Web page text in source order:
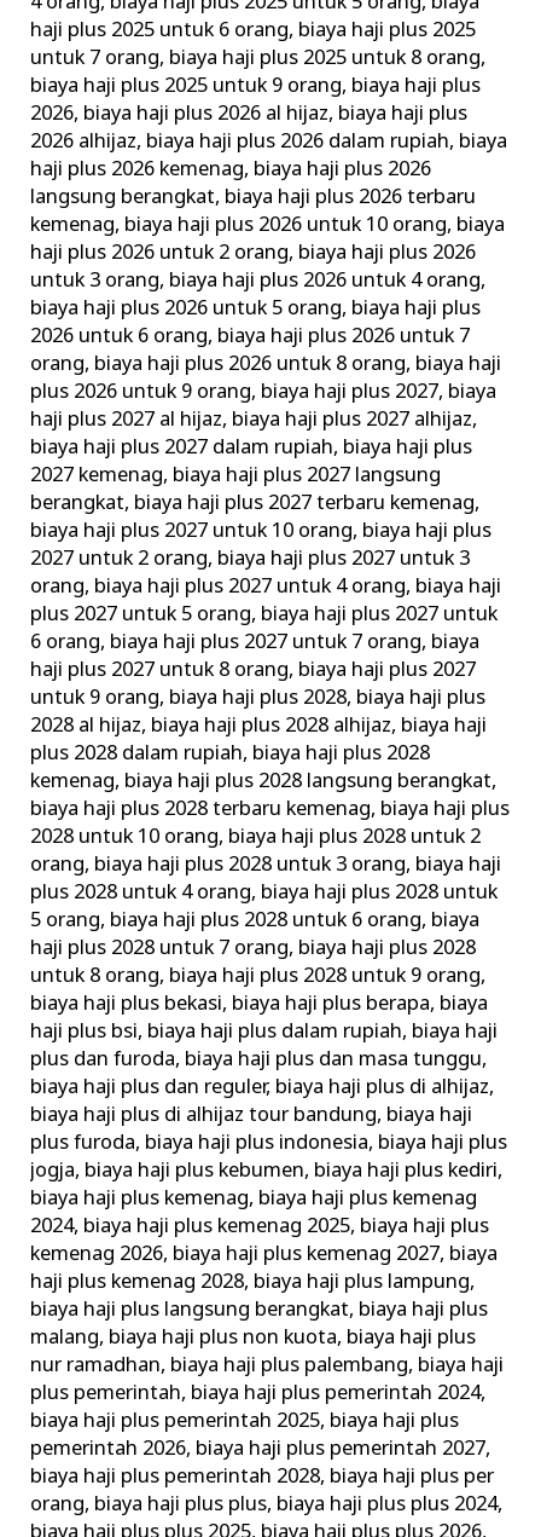
haji plus 2025 untuk 6 orang, biaya haji plus 2025
untuk 7 orang, biaya haji plus 2025 untuk 8 orang,
biaya haji plus 2025 untuk 9 orang, biaya haji plus
2026, biaya haji plus 2026 al hijaz, biaya haji plus
2026 alhijaz, biaya haji plus 2026 dalam rupiah, biaya
haji plus 2026 kemenag, biaya haji plus 2026
langsung berangkat, biaya haji plus 2026 terbaru
kemenag, biaya haji plus 2026 untuk 10 orang, biaya
haji plus 2026 untuk 2 orang, biaya haji plus 2026
untuk 3 orang, biaya haji plus 2026 untuk 4 orang,
biaya haji plus 2026 untuk 5 orang, biaya haji plus
2026 untuk 6 orang, biaya haji plus 2026 untuk 7
orang, biaya haji plus 2026 untuk 8 orang, biaya haji
plus 2026 untuk 9 orang, biaya haji plus 2027, biaya
haji plus 2027 al hijaz, biaya haji plus 2027 alhijaz,
biaya haji plus 2027 dalam rupiah, biaya haji plus
2027 kemenag, biaya haji plus 2027 langsung
berangkat, biaya haji plus 2027 terbaru kemenag,
biaya haji plus 2027 untuk 10 orang, biaya haji plus
2027 untuk 2 orang, biaya haji plus 2027 untuk 3
orang, biaya haji plus 2027 untuk 4 orang, biaya haji
plus 2027 untuk 5 orang, biaya haji plus 2027 untuk
6 orang, biaya haji plus 2027 untuk 7 orang, biaya
haji plus 2027 untuk 8 orang, biaya haji plus 2027
untuk 9 orang, biaya haji plus 2028, biaya haji plus
2028 al hijaz, biaya haji plus 2028 alhijaz, biaya haji
plus 2028 dalam rupiah, biaya haji plus 2028
kemenag, biaya haji plus 2028 langsung berangkat,
biaya haji plus 2028 terbaru kemenag, biaya haji plus
2028 untuk 10 orang, biaya haji plus 2028 untuk 2
orang, biaya haji plus 2028 untuk 3 orang, biaya haji
plus 2028 untuk 4 orang, biaya haji plus 2028 untuk
5 orang, biaya haji plus 2028 untuk 6 orang, biaya
haji plus 2028 untuk 7 orang, biaya haji plus 2028
untuk 8 orang, biaya haji plus 2028 untuk 9 orang,
biaya haji plus bekasi, biaya haji plus berapa, biaya
haji plus bsi, biaya haji plus dalam rupiah, biaya haji
plus dan furoda, biaya haji plus dan masa tunggu,
biaya haji plus dan reguler, biaya haji plus di alhijaz,
biaya haji plus di alhijaz tour bandung, biaya haji
plus furoda, biaya haji plus indonesia, biaya haji plus
jogja, biaya haji plus kebumen, biaya haji plus kediri,
biaya haji plus kemenag, biaya haji plus kemenag
2024, biaya haji plus kemenag 2025, biaya haji plus
kemenag 2026, biaya haji plus kemenag 2027, biaya
haji plus kemenag 2028, biaya haji plus lampung,
biaya haji plus langsung berangkat, biaya haji plus
malang, biaya haji plus non kuota, biaya haji plus
nur ramadhan, biaya haji plus palembang, biaya haji
plus pemerintah, biaya haji plus pemerintah 2024,
biaya haji plus pemerintah 2025, biaya haji plus
pemerintah 2026, biaya haji plus pemerintah 2027,
biaya haji plus pemerintah 2028, biaya haji plus per
orang, biaya haji plus plus, biaya haji plus plus 2024,